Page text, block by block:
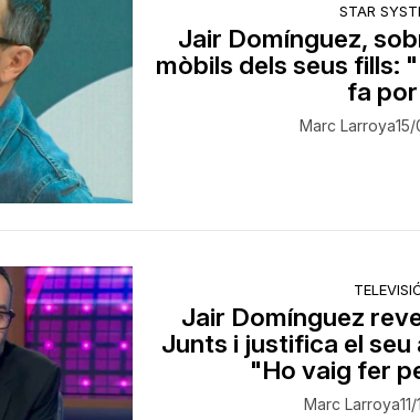
STAR
Jair Domínguez,
mòbils dels seus fills:
fa
Marc Larroya
Jair Domínguez
Junts i justifica el seu
"Ho vaig fer
Marc Larroya